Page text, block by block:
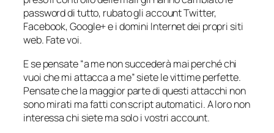
password di tutto, rubato gli account Twitter,
Facebook, Google+ e i domini Internet dei propri siti
web. Fate voi.
E se pensate “a me non succederà mai perché chi
vuoi che mi attacca a me” siete le vittime perfette.
Pensate che la maggior parte di questi attacchi non
sono mirati ma fatti con script automatici. A loro non
interessa chi siete ma solo i vostri account.